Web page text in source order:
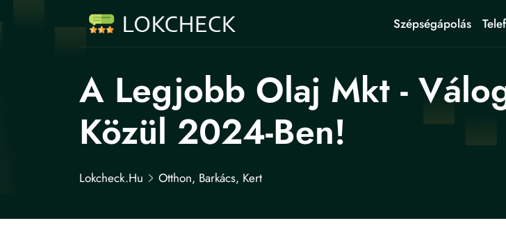
Szépségápolás
A Legjobb Olaj Mkt -
Közül 2024-Ben!
Lokcheck.hu Otthon, Barkács, Kert